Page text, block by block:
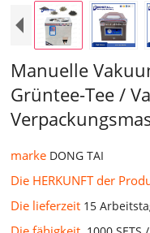
Manuelle
Grüntee-Tee /
marke DONG TAI
Die HERKUNFT der
Die lieferzeit 15